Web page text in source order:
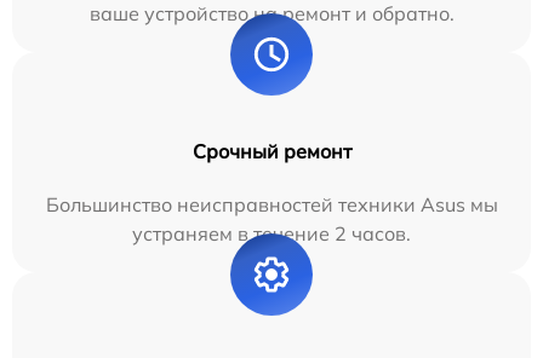
ваше устройство на ремонт и обратно.
Срочный ремонт
Большинство неисправностей техники Asus мы
устраняем в течение 2 часов.